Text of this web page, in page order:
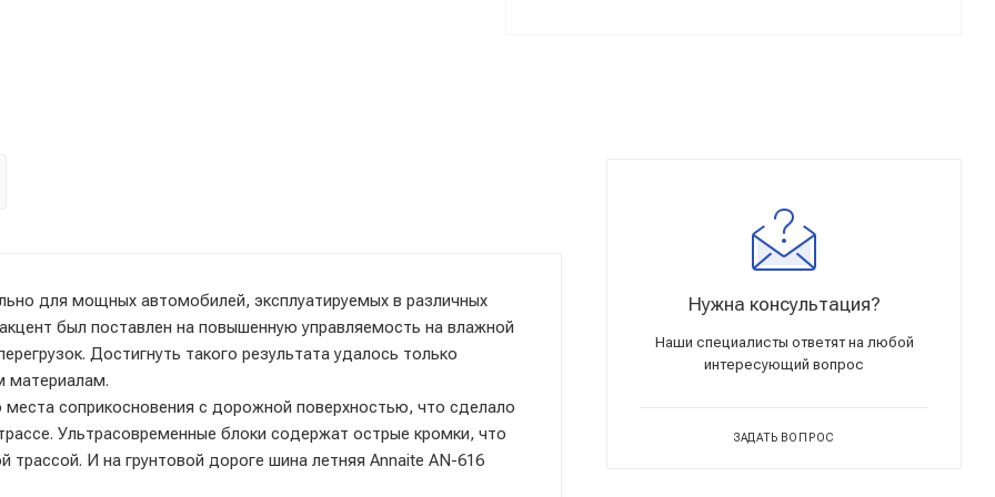
для мощных автомобилей, эксплуатируемых в различных
был поставлен на повышенную управляемость на влажной
Достигнуть такого результата удалось только
материалам.
соприкосновения с дорожной поверхностью, что сделало
Ультрасовременные блоки содержат острые кромки, что
И на грунтовой дороге шина летняя Annaite AN-616
Нужна консультация?
Наши специалисты ответят на любой
интересующий вопрос
ЗАДАТЬ ВОПРОС